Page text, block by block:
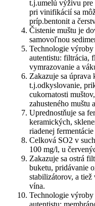
t.j.umelú výživu pre
pri vinifikácií sa
príp.bentonit a
Čistenie muštu je
samovoľnou
Technologie
autentistu: filtrácia,
vymrazovanie a
Zakazuje sa úprava
t.j.odkyslovanie,
cukornatosti
zahusteného muštu
Uprednostňuje sa
keramických,
riadenej fermentácie
Celková SO2 v
100 mg/l, u
Zakazuje sa ostrá
buketu, pridávanie
stabilizátorov, a tiež
vína.
Technologie